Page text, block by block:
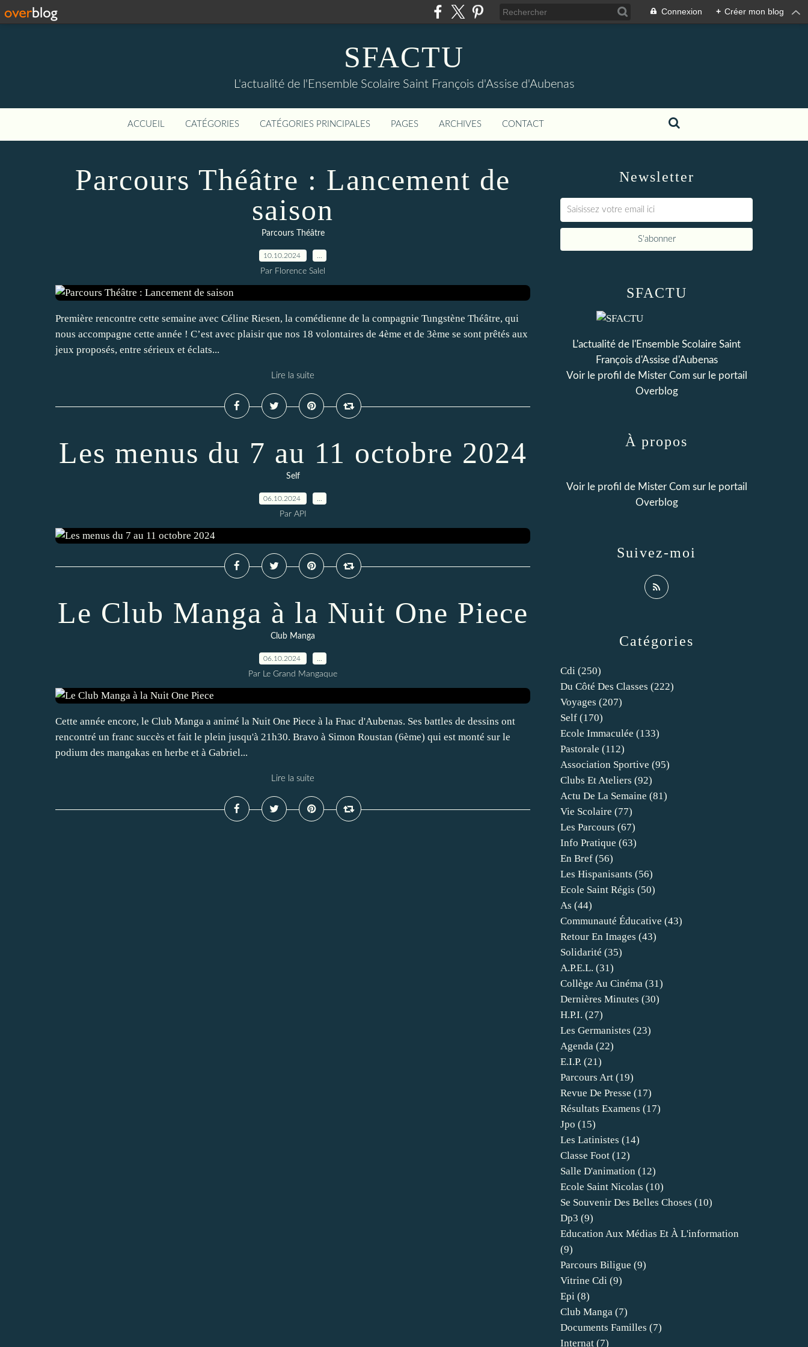
Connexion + Créer mon blog
SFACTU
L'actualité de l'Ensemble Scolaire Saint François d'Assise d'Aubenas
ACCUEIL CATÉGORIES CATÉGORIES PRINCIPALES PAGES ARCHIVES CONTACT
Parcours Théâtre : Lancement de
saison
Parcours Théâtre
10.10.2024
Par Florence Salel
Première rencontre cette semaine avec Céline Riesen, la comédienne de la compagnie Tungstène Théâtre, qui
nous accompagne cette année ! C’est avec plaisir que nos 18 volontaires de 4ème et de 3ème se sont prêtés aux
jeux proposés, entre sérieux et éclats...
Lire la suite
Les menus du 7 au 11 octobre 2024
Self
06.10.2024
Par API
Le Club Manga à la Nuit One Piece
Club Manga
06.10.2024
Par Le Grand Mangaque
Cette année encore, le Club Manga a animé la Nuit One Piece à la Fnac d'Aubenas. Ses battles de dessins ont
rencontré un franc succès et fait le plein jusqu'à 21h30. Bravo à Simon Roustan (6ème) qui est monté sur le
podium des mangakas en herbe et à Gabriel...
Lire la suite
Newsletter
Catégories
Cdi (250)
Du Côté Des Classes (222)
Voyages (207)
Self (170)
Ecole Immaculée (133)
Pastorale (112)
Association Sportive (95)
Clubs Et Ateliers (92)
Actu De La Semaine (81)
Vie Scolaire (77)
Les Parcours (67)
Info Pratique (63)
En Bref (56)
Les Hispanisants (56)
Ecole Saint Régis (50)
As (44)
Communauté Éducative (43)
Retour En Images (43)
Solidarité (35)
A.p.e.l. (31)
Collège Au Cinéma (31)
Dernières Minutes (30)
H.p.i. (27)
Les Germanistes (23)
Agenda (22)
E.i.p. (21)
Parcours Art (19)
Revue De Presse (17)
Résultats Examens (17)
Jpo (15)
Les Latinistes (14)
Classe Foot (12)
Salle D'animation (12)
Ecole Saint Nicolas (10)
Se Souvenir Des Belles Choses (10)
Dp3 (9)
Education Aux Médias Et À L'information
(9)
Parcours Biligue (9)
Vitrine Cdi (9)
Epi (8)
Club Manga (7)
Documents Familles (7)
Internat (7)
SFACTU
L'actualité de l'Ensemble Scolaire Saint
François d'Assise d'Aubenas
Voir le profil de Mister Com sur le portail
Overblog
Suivez-moi
À propos
Voir le profil de Mister Com sur le portail
Overblog